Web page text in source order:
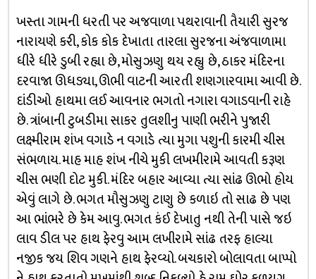
ખસ્તા ગામની ધરતી પર અજવાળા પથરાવાની તૈયારી સુરજ
નારાયણે કરી, કોક કોક દેખાતા તારલા સુરજના અંજવાળામા
ધીરે ધીરે ડુબી રહ્યા છે, મોસુઝણુ થય રહ્યુ છે, ઠાકર મંદિરના
દરવાજા ઊધડ્યા, ઊભી વાટની આરતી શણગારવામા આવી છે.
દાંડીઓ હાથમા લઈ આવનાર ભગતો નગારા વગાડવાની રાહે
છે. ત્રાંબાની ટુબડીમા સાકર તુલશીનુ પાણી ભરીને પુજારી
લક્ષ્મીરામ શંખ વગાડે ન વગાડે ત્યા મુગા પશુની કારમી ચીસ
સંભળાય. માહ માહ શંખ નીચે મુકી લખમીરામે આવતી કરૂણ
ચીસ ભણી દોટ મુકી. મંદિર બહાર આવ્યા ત્યા સાંઢ ઊભો હોય
એવું લાગે છે. ભગત મૌસુઝણુ ટાણુ છે કળાઇ તો સાઢ છે પણ
આ ભાંભરે છે કેમ આવુ. ભગત કંઈ દેખાતુ નથી તેની પાસે જઇ
લાવ ડીલ પર હાથ ફેરવુ આમ લખીરામે સાંઢ તરફ હાલ્યા
નજીક જય શિવ ગણને હાથ ફેરવ્યો. બચકારો બોલાવતા બાપ્પો